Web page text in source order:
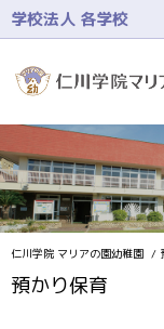
学校法人 各学校
仁川学院 マリアの園幼稚園
預かり保育